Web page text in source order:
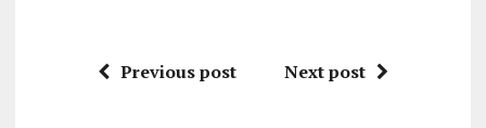
Previous post Next post